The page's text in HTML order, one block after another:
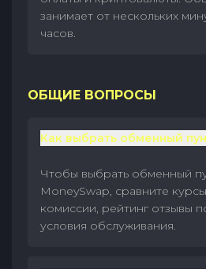
занимает от нескольких
часов.
ОБЩИЕ ВОПРОСЫ
Как выбрать обменный
Чтобы выбрать обменный
MoneySwap, сравните
комиссии, рейтинг отзывы
условия обслуживания.